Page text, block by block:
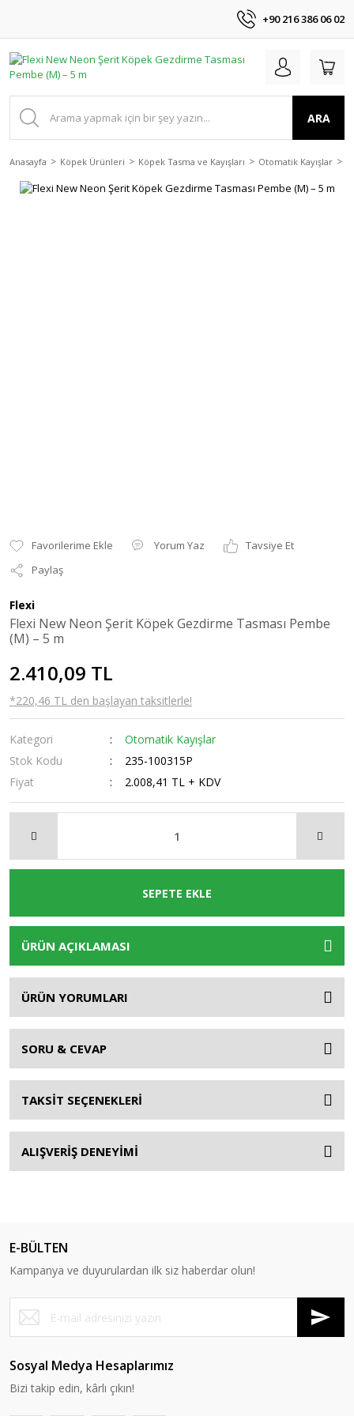
+90 216 386 06 02
ARA
Anasayfa Köpek Ürünleri Köpek Tasma ve Kayışları Otomatik Kayışlar
Yorum Yaz
Tavsiye Et
Paylaş
Flexi
Flexi New Neon Şerit Köpek Gezdirme Tasması Pembe
(M) – 5 m
2.410,09 TL
*220,46 TL den başlayan taksitlerle!
Kategori
Otomatik Kayışlar
Stok Kodu
235-100315P
Fiyat
2.008,41 TL + KDV
SEPETE EKLE
ÜRÜN AÇIKLAMASI
ÜRÜN YORUMLARI
SORU & CEVAP
TAKSİT SEÇENEKLERİ
ALIŞVERİŞ DENEYİMİ
E-BÜLTEN
Kampanya ve duyurulardan ilk siz haberdar olun!
Sosyal Medya Hesaplarımız
Bizi takip edin, kârlı çıkın!